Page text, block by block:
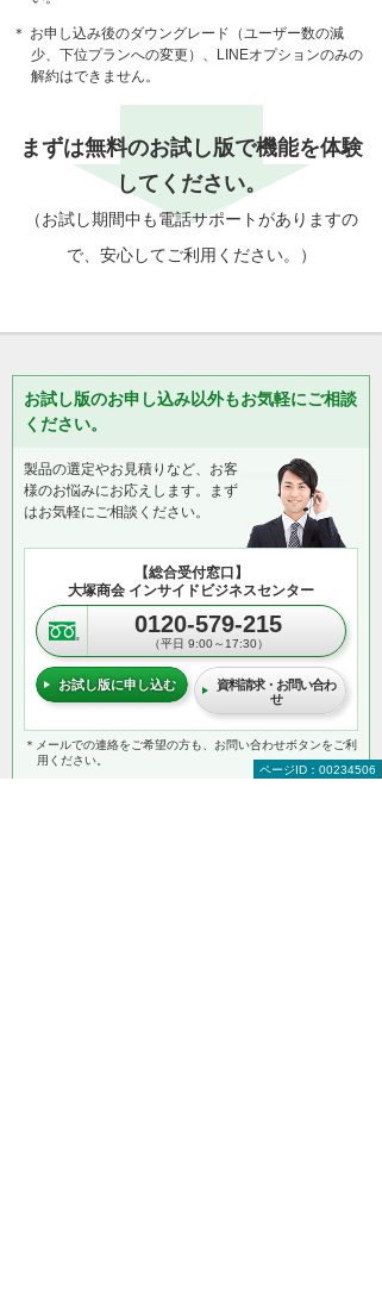
＊ お申し込み後のダウングレード（ユーザー数の減
少、下位プランへの変更）、LINEオプションのみの
解約はできません。
まずは無料のお試し版で機能を体験
してください。
（お試し期間中も電話サポートがありますの
で、安心してご利用ください。）
お試し版のお申し込み以外もお気軽にご相談
ください。
製品の選定やお見積りなど、お客
様のお悩みにお応えします。まず
はお気軽にご相談ください。
【総合受付窓口】
大塚商会 インサイドビジネスセンター
0120-579-215
（平日 9:00～17:30）
お試し版に申し込む
資料請求・お問い合わ
せ
＊メールでの連絡をご希望の方も、お問い合わせボタンをご利
用ください。
ページID：00234506